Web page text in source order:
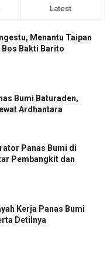
Latest
Menantu Taipan
Bakti Barito
Bumi Baturaden,
Ardhantara
Panas Bumi di
Pembangkit dan
Kerja Panas Bumi
Detilnya